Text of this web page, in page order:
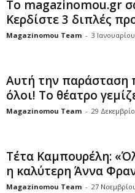
Το magazinomou.gr
Κερδίστε 3 διπλές
Magazinomou Team - 3
Αυτή την παράσταση
όλοι! Το θέατρο
Magazinomou Team - 29
Τέτα Καμπουρέλη:
η καλύτερη Άννα
Magazinomou Team - 27